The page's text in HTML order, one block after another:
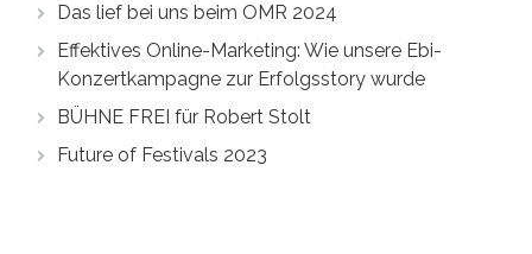
Das lief bei uns beim OMR 2024
Effektives Online-Marketing: Wie unsere Ebi-
Konzertkampagne zur Erfolgsstory wurde
BÜHNE FREI für Robert Stolt
Future of Festivals 2023